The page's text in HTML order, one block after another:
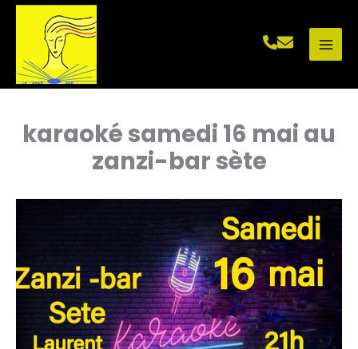
Aller
karaoké samedi 16 mai au
zanzi-bar sète